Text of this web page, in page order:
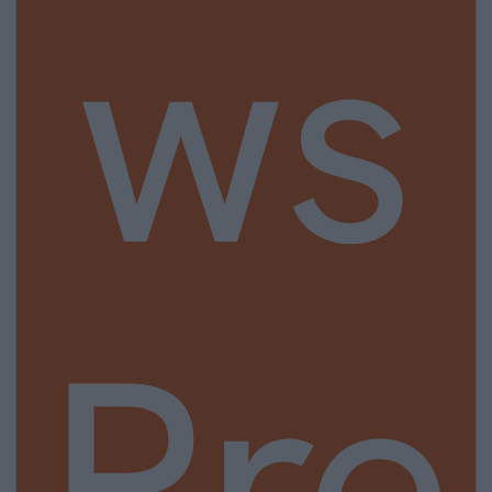
ws